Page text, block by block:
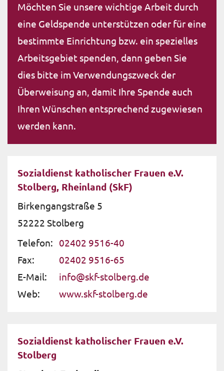
Möchten Sie unsere wichtige Arbeit durch
eine Geldspende unterstützen oder für eine
bestimmte Einrichtung bzw. ein spezielles
Arbeitsgebiet spenden, dann geben Sie
dies bitte im Verwendungszweck der
Überweisung an, damit Ihre Spende auch
Ihren Wünschen entsprechend zugewiesen
werden kann.
Sozialdienst katholischer Frauen e.V.
Stolberg, Rheinland (SkF)
Birkengangstraße 5
52222 Stolberg
Telefon: 02402 9516-40
Fax:
02402 9516-65
E-Mail:
info@skf-stolberg.de
Web:
www.skf-stolberg.de
Sozialdienst katholischer Frauen e.V.
Stolberg